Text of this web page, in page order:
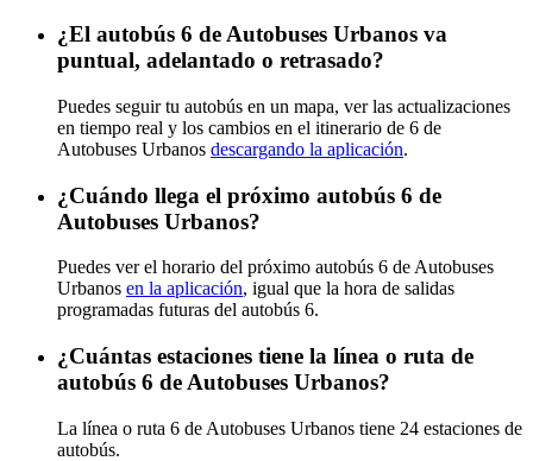
¿El autobús 6 de Autobuses Urbanos va
puntual, adelantado o retrasado?
Puedes seguir tu autobús en un mapa, ver las actualizaciones
en tiempo real y los cambios en el itinerario de 6 de
Autobuses Urbanos descargando la aplicación.
¿Cuándo llega el próximo autobús 6 de
Autobuses Urbanos?
Puedes ver el horario del próximo autobús 6 de Autobuses
Urbanos en la aplicación, igual que la hora de salidas
programadas futuras del autobús 6.
¿Cuántas estaciones tiene la línea o ruta de
autobús 6 de Autobuses Urbanos?
La línea o ruta 6 de Autobuses Urbanos tiene 24 estaciones de
autobús.